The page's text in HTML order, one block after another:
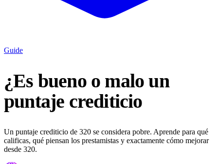
Guide
¿Es bueno o malo un
puntaje crediticio
Un puntaje crediticio de 320 se considera pobre. Aprende para qué
calificas, qué piensan los prestamistas y exactamente cómo mejorar
desde 320.